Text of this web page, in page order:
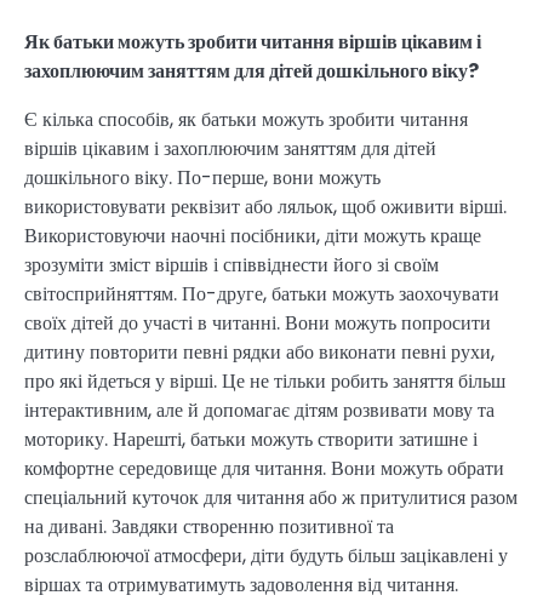
Як батьки можуть зробити читання віршів цікавим і
захоплюючим заняттям для дітей дошкільного віку?
Є кілька способів, як батьки можуть зробити читання
віршів цікавим і захоплюючим заняттям для дітей
дошкільного віку. По-перше, вони можуть
використовувати реквізит або ляльок, щоб оживити вірші.
Використовуючи наочні посібники, діти можуть краще
зрозуміти зміст віршів і співвіднести його зі своїм
світосприйняттям. По-друге, батьки можуть заохочувати
своїх дітей до участі в читанні. Вони можуть попросити
дитину повторити певні рядки або виконати певні рухи,
про які йдеться у вірші. Це не тільки робить заняття більш
інтерактивним, але й допомагає дітям розвивати мову та
моторику. Нарешті, батьки можуть створити затишне і
комфортне середовище для читання. Вони можуть обрати
спеціальний куточок для читання або ж притулитися разом
на дивані. Завдяки створенню позитивної та
розслаблюючої атмосфери, діти будуть більш зацікавлені у
віршах та отримуватимуть задоволення від читання.